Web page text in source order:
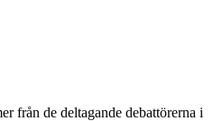
från de deltagande debattörerna i